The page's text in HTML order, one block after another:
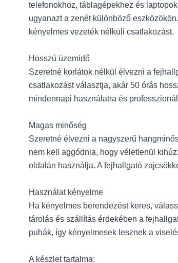
telefonokhoz, táblagépekhez és
ugyanazt a zenét különböző
kényelmes vezeték nélküli csatlakozást.
Hosszú üzemidő
Szeretné korlátok nélkül élvezni a
csatlakozást választja, akár 50 órás
mindennapi használatra és
Magas minőség
Szeretné élvezni a nagyszerű
nem kell aggódnia, hogy véletlenül
oldalán használja. A fejhallgató
Használat kényelme
Ha kényelmes berendezést keres,
tárolás és szállítás érdekében a
puhák, így kényelmesek lesznek a
A készlet tartalma: